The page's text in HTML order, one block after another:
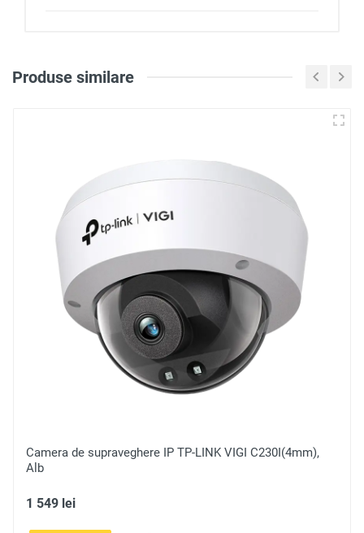
Loghează-te pentru a scri
Recenzie
Produse similare
VIGI C230I(4mm),
Camera de supraveghere IP TP-